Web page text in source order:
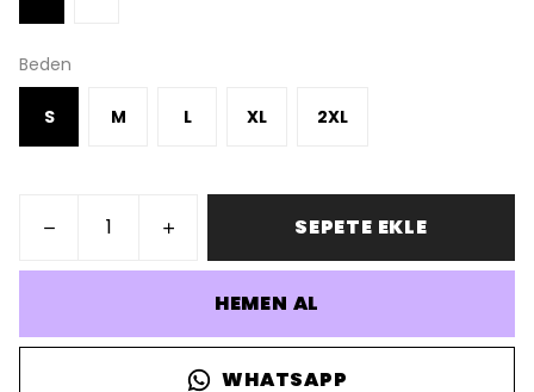
Beden
S M L XL 2XL
SEPETE EKLE
HEMEN AL
WHATSAPP